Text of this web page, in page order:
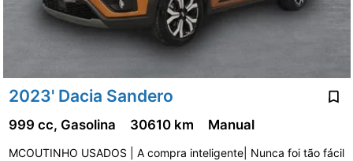
2023' Dacia Sandero
999 cc, Gasolina 30610 km Manual
MCOUTINHO USADOS | A compra inteligente| Nunca foi tão fácil